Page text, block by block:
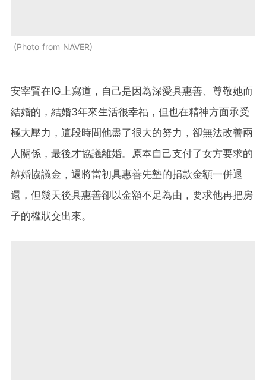
Photo from NAVER
安宰賢在IG上寫道，自己是因為深愛具惠善、尊敬她而
結婚的，結婚3年來生活很幸福，但也在精神方面承受
極大壓力，這段時間他盡了很大的努力，卻無法改善兩
人關係，最後才協議離婚。原本自己支付了女方要求的
離婚協議金，還將當初具惠善先墊的捐款金額一併退
還，但幾天後具惠善卻以金額不足為由，要求他再把房
子的權狀交出來。